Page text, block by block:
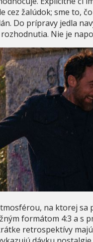
cez žalúdok; sme to,
Do prípravy jedla
Nie je
na ktorej sa
formátom 4:3 a s
retrospektívy